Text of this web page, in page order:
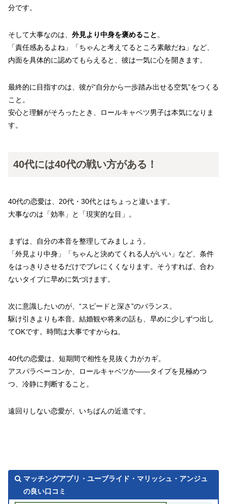
分です。
そして大事なのは、 外見より中身を褒めること 。
「責任感あるよね」「ちゃんと考えてるところ素敵だね」など、
内面を具体的に認めてもらえると、彼は一気に心を開きます。
最終的に目指すのは、彼が“自分から一歩踏み出せる空気”をつくる
こと。
安心と理解がそろったとき、ロールキャベツ男子は本気になりま
す。
40代には40代の戦い方がある！
40代の恋愛は、20代・30代とはちょっと違います。
大事なのは「効率」と「現実的な目」。
まずは、自分の本音を整理してみましょう。
「外見より中身」「ちゃんと決めてくれる人がいい」など、条件
をはっきりさせるだけでブレにくくなります。そうすれば、合わ
ないタイプに早めに気づけます。
次に意識したいのが、“スピードと深さ”のバランス。
駆け引きよりも本音。結婚観や将来の話も、早めに少しずつ出し
てOKです。時間は大事ですからね。
40代の恋愛は、短期間で相性を見抜く力がカギ。
アスパラベーコンか、ロールキャベツか――タイプを見極めつ
つ、冷静に判断すること。
遠回りしない恋愛が、いちばんの近道です。
マッチングアプリ・ユーブライド・マリッシュ・アンジュ
の良い口コミ